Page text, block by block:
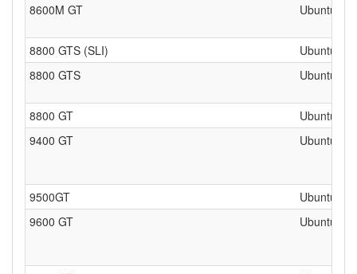
8600M GT
Ubuntu 32
8800 GTS (SLI)
Ubuntu 64
8800 GTS
Ubuntu 64
8800 GT
Ubuntu 32
9400 GT
Ubuntu
9500GT
Ubuntu
9600 GT
Ubuntu